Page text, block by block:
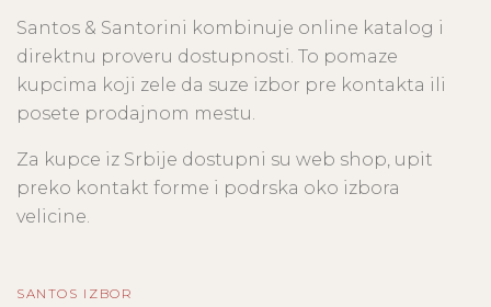
Santos & Santorini kombinuje online katalog i
direktnu proveru dostupnosti. To pomaze
kupcima koji zele da suze izbor pre kontakta ili
posete prodajnom mestu.
Za kupce iz Srbije dostupni su web shop, upit
preko kontakt forme i podrska oko izbora
velicine.
SANTOS IZBOR